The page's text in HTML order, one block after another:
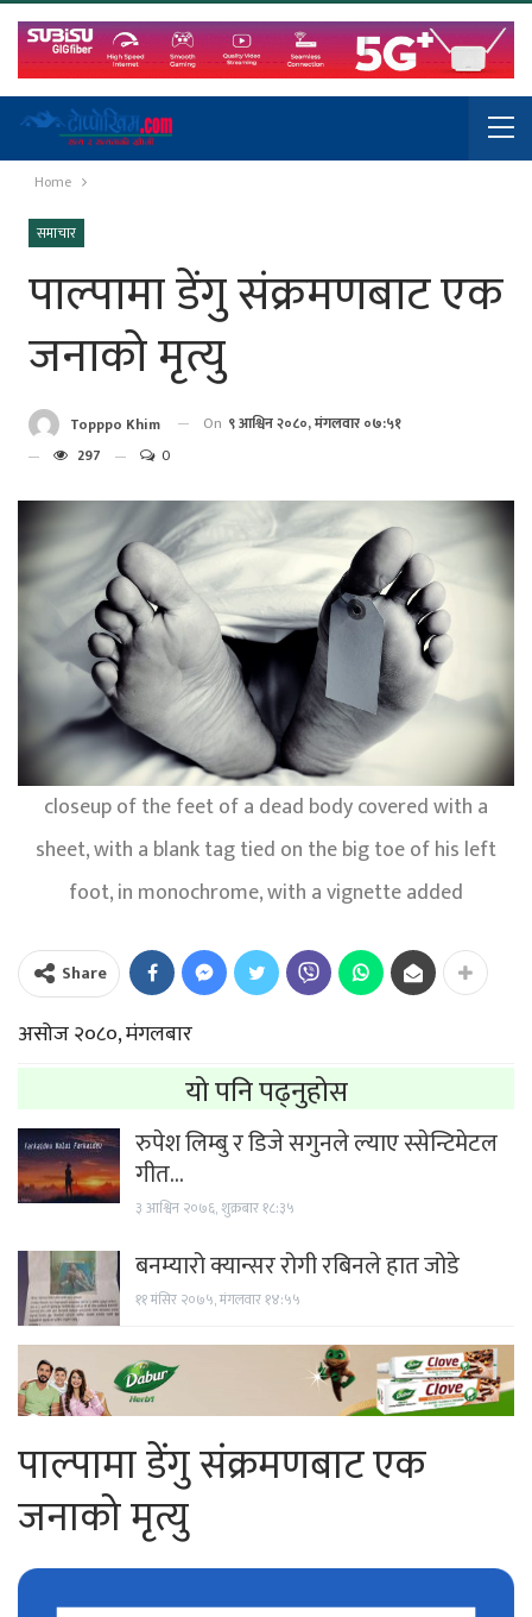
Home
समाचार
पाल्पामा डेंगु संक्रमणबाट एक
जनाको मृत्यु
Topppo Khim On ९ आश्विन २०८०, मंगलवार ०७:५१
297
0
closeup of the feet of a dead body covered with a
sheet, with a blank tag tied on the big toe of his left
foot, in monochrome, with a vignette added
Share
असोज २०८०, मंगलबार
यो पनि पढ्नुहोस
रुपेश लिम्बु र डिजे सगुनले ल्याए स्सेन्टिमेटल
गीत…
३ आश्विन २०७६, शुक्रबार १८:३५
बनम्यारो क्यान्सर रोगी रबिनले हात जोडे
११ मंसिर २०७५, मंगलवार १४:५५
पाल्पामा डेंगु संक्रमणबाट एक
जनाको मृत्यु